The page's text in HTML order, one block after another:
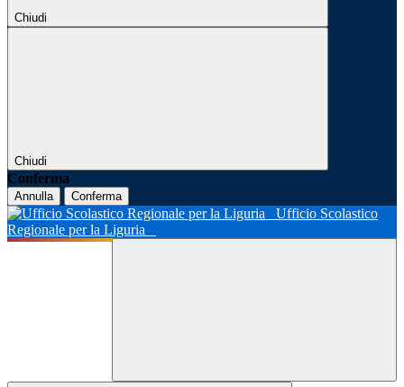
Chiudi
Chiudi
Conferma
Annulla Conferma
Ufficio Scolastico
Regionale per la Liguria